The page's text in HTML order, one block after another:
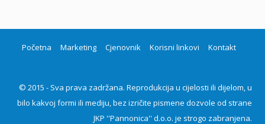
Početna Marketing Cjenovnik Korisni linkovi Kontakt
© 2015 - Sva prava zadržana. Reprodukcija u cijelosti ili dijelom, u
bilo kakvoj formi ili mediju, bez izričite pismene dozvole od strane
JKP ''Pannonica'' d.o.o. je strogo zabranjena.